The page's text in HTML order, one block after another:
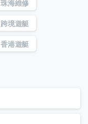
珠海維修
跨境遊艇
香港遊艇